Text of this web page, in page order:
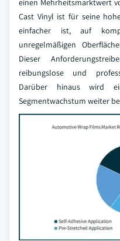
einen Mehrheitsmarktwert
Cast Vinyl ist für seine
einfacher ist, auf
unregelmäßigen
Dieser
reibungslose und
Darüber hinaus wird
Segmentwachstum weiter